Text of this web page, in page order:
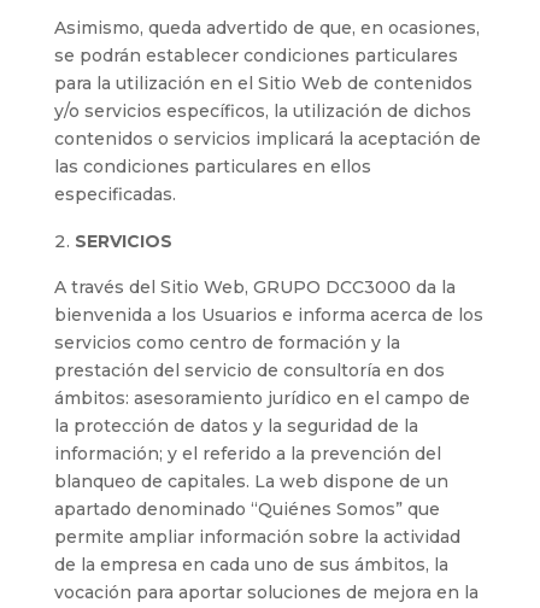
Asimismo, queda advertido de que, en ocasiones,
se podrán establecer condiciones particulares
para la utilización en el Sitio Web de contenidos
y/o servicios específicos, la utilización de dichos
contenidos o servicios implicará la aceptación de
las condiciones particulares en ellos
especificadas.
SERVICIOS
A través del Sitio Web, GRUPO DCC3000 da la
bienvenida a los Usuarios e informa acerca de los
servicios como centro de formación y la
prestación del servicio de consultoría en dos
ámbitos: asesoramiento jurídico en el campo de
la protección de datos y la seguridad de la
información; y el referido a la prevención del
blanqueo de capitales. La web dispone de un
apartado denominado “Quiénes Somos” que
permite ampliar información sobre la actividad
de la empresa en cada uno de sus ámbitos, la
vocación para aportar soluciones de mejora en la